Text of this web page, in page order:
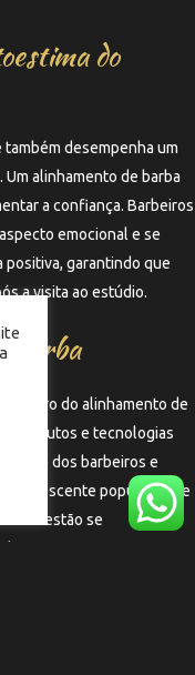
do
desempenha um
alinhamento de barba
a confiança. Barbeiros
emocional e se
positiva, garantindo que
a visita ao estúdio.
barba
futuro do alinhamento de
produtos e tecnologias
dos barbeiros e
a crescente popularidade
estão se